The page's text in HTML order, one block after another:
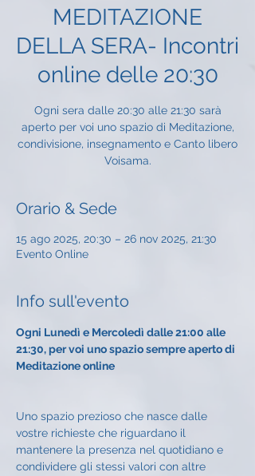
MEDITAZIONE
DELLA SERA- Incontri
online delle 20:30
Ogni sera dalle 20:30 alle 21:30 sarà
aperto per voi uno spazio di Meditazione,
condivisione, insegnamento e Canto libero
Voisama.
Orario & Sede
15 ago 2025, 20:30 – 26 nov 2025, 21:30
Evento Online
Info sull'evento
Ogni Lunedì e Mercoledì dalle 21:00 alle
21:30, per voi uno spazio sempre aperto di
Meditazione online
Uno spazio prezioso che nasce dalle
vostre richieste che riguardano il
mantenere la presenza nel quotidiano e
condividere gli stessi valori con altre